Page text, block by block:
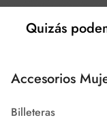
Quizás
Accesorios
Billeteras